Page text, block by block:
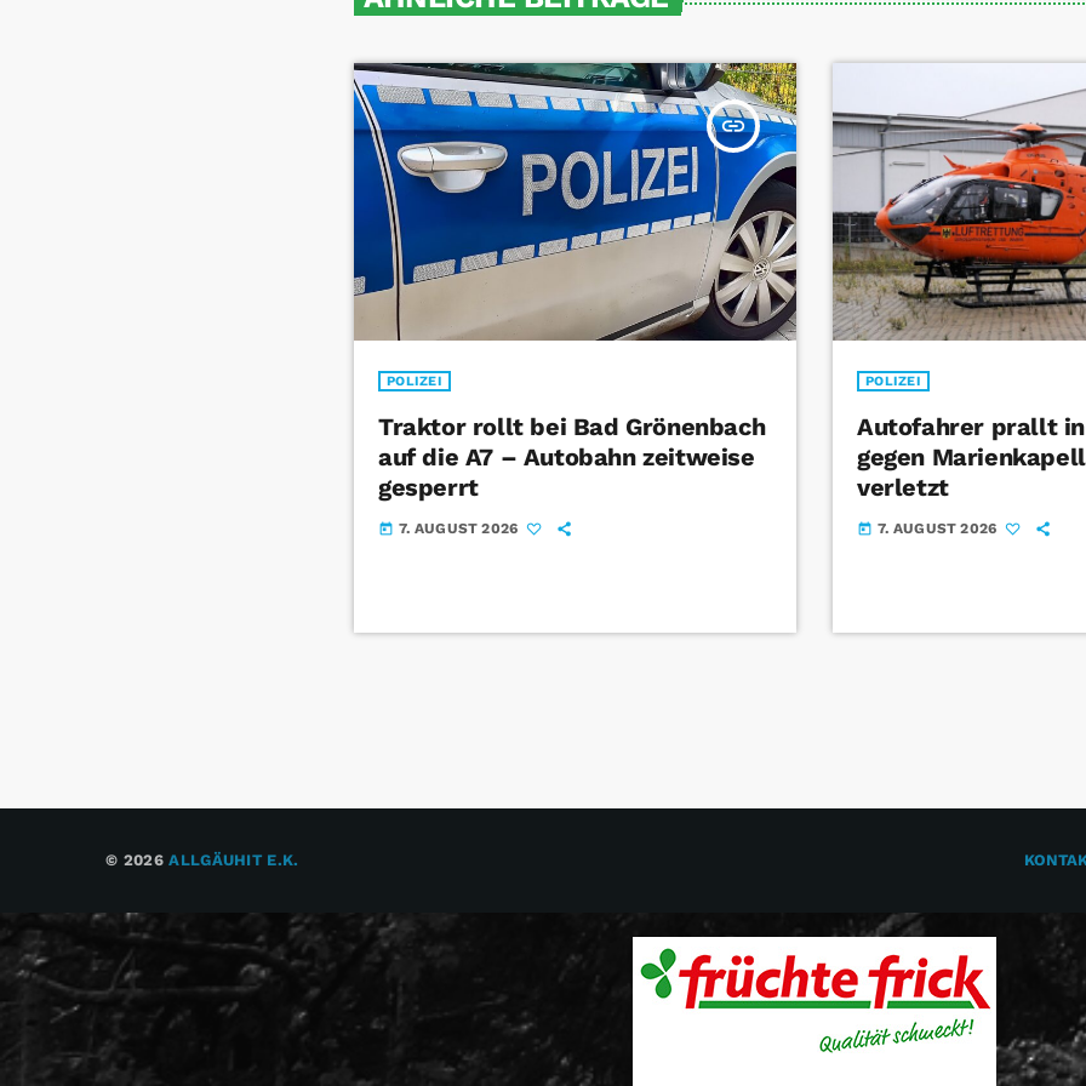
insert_link
POLIZEI
Traktor rollt bei Bad Grönenbach
auf die A7 – Autobahn zeitweise
gesperrt
today 7. AUGUST 2026
POLIZEI
Autofahrer prallt
gegen
verletzt
today 7. AUGUST 2026
© 2026ALLGÄUHIT E.K.